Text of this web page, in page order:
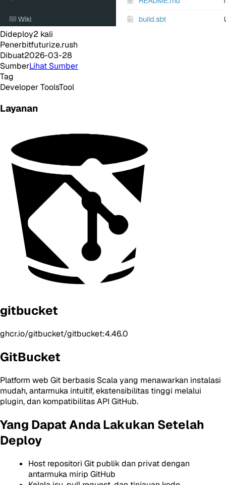
Dideploy2 kali
Penerbitfuturize.rush
Dibuat2026-03-28
SumberLihat Sumber
Tag
Developer ToolsTool
Layanan
gitbucket
ghcr.io/gitbucket/gitbucket:4.46.0
GitBucket
Platform web Git berbasis Scala yang menawarkan instalasi
mudah, antarmuka intuitif, ekstensibilitas tinggi melalui
plugin, dan kompatibilitas API GitHub.
Yang Dapat Anda Lakukan Setelah
Deploy
Host repositori Git publik dan privat dengan
antarmuka mirip GitHub